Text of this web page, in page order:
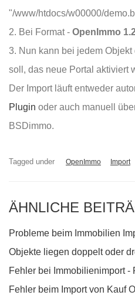
"/www/htdocs/w00000/
Bei Format - OpenImmo
Nun kann bei jedem
soll, das neue Portal aktiviert
Der Import läuft entweder
Plugin oder auch manuell
BSDimmo.
Tagged under OpenImmo Import
ÄHNLICHE
Probleme beim Immobilien
Objekte liegen doppelt oder
Fehler bei Immobilienimport -
Fehler beim Import von Kauf